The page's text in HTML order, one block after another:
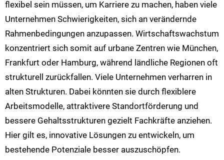
flexibel sein müssen, um Karriere zu machen, haben viele
Unternehmen Schwierigkeiten, sich an verändernde
Rahmenbedingungen anzupassen. Wirtschaftswachstum
konzentriert sich somit auf urbane Zentren wie München,
Frankfurt oder Hamburg, während ländliche Regionen oft
strukturell zurückfallen. Viele Unternehmen verharren in
alten Strukturen. Dabei könnten sie durch flexiblere
Arbeitsmodelle, attraktivere Standortförderung und
bessere Gehaltsstrukturen gezielt Fachkräfte anziehen.
Hier gilt es, innovative Lösungen zu entwickeln, um
bestehende Potenziale besser auszuschöpfen.